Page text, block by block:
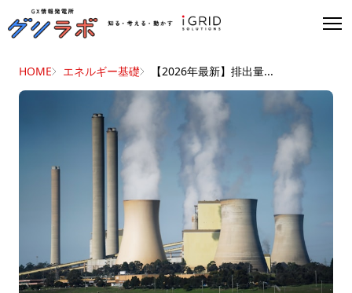
HOME エネルギー基礎 【2026年最新】排出量...